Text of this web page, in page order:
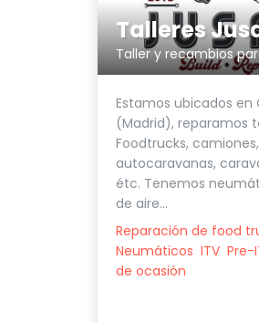
Talleres
Taller y recambios
Estamos ubicados en
(Madrid), reparamos
Foodtrucks,
autocaravanas,
étc. Tenemos
de aire...
Reparación de food
Neumáticos ITV Pre-
de ocasión